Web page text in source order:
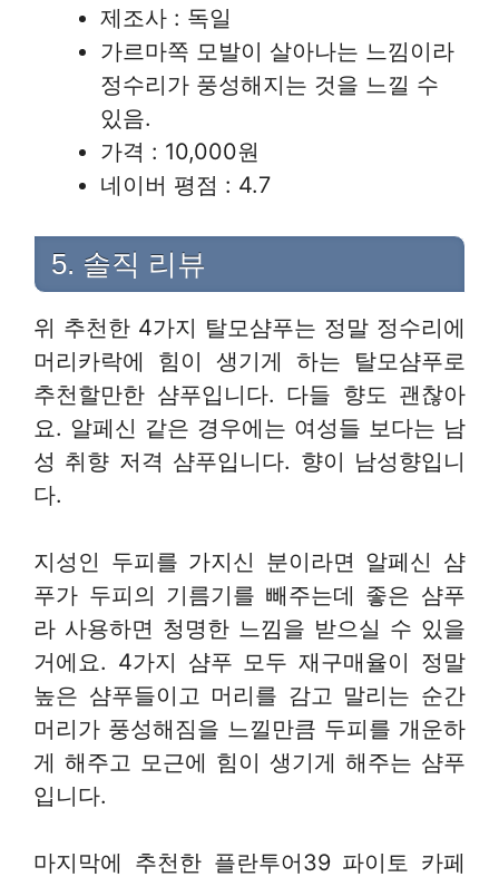
제조사 : 독일
가르마쪽 모발이 살아나는 느낌이라
정수리가 풍성해지는 것을 느낄 수
있음.
가격 : 10,000원
네이버 평점 : 4.7
5. 솔직 리뷰
위 추천한 4가지 탈모샴푸는 정말 정수리에
머리카락에 힘이 생기게 하는 탈모샴푸로
추천할만한 샴푸입니다. 다들 향도 괜찮아
요. 알페신 같은 경우에는 여성들 보다는 남
성 취향 저격 샴푸입니다. 향이 남성향입니
다.
지성인 두피를 가지신 분이라면 알페신 샴
푸가 두피의 기름기를 빼주는데 좋은 샴푸
라 사용하면 청명한 느낌을 받으실 수 있을
거에요. 4가지 샴푸 모두 재구매율이 정말
높은 샴푸들이고 머리를 감고 말리는 순간
머리가 풍성해짐을 느낄만큼 두피를 개운하
게 해주고 모근에 힘이 생기게 해주는 샴푸
입니다.
마지막에 추천한 플란투어39 파이토 카페